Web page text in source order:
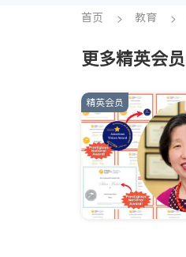
首页 教育
更多精英会员
精英会员